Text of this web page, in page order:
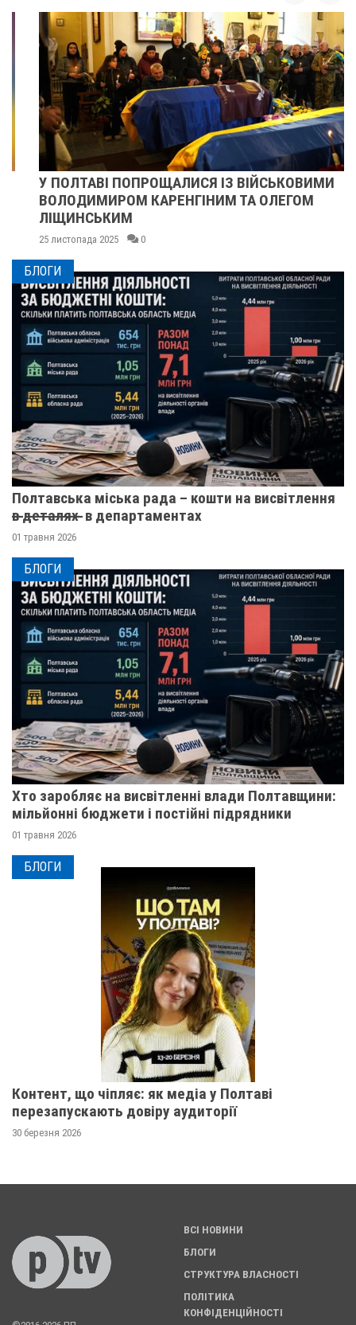
У ПОЛТАВІ ПОПРОЩАЛИСЯ ІЗ ВІЙСЬКОВИМИ
ВОЛОДИМИРОМ КАРЕНГІНИМ ТА ОЛЕГОМ
ЛІЩИНСЬКИМ
25 листопада 2025 0
БЛОГИ
Полтавська міська рада – кошти на висвітлення
в̶ ̶д̶е̶т̶а̶л̶я̶х̶ ̶ в департаментах
01 травня 2026
БЛОГИ
Хто заробляє на висвітленні влади Полтавщини:
мільйонні бюджети і постійні підрядники
01 травня 2026
БЛОГИ
Контент, що чіпляє: як медіа у Полтаві
перезапускають довіру аудиторії
30 березня 2026
ВСІ НОВИНИ
БЛОГИ
СТРУКТУРА ВЛАСНОСТІ
ПОЛІТИКА
КОНФІДЕНЦІЙНОСТІ